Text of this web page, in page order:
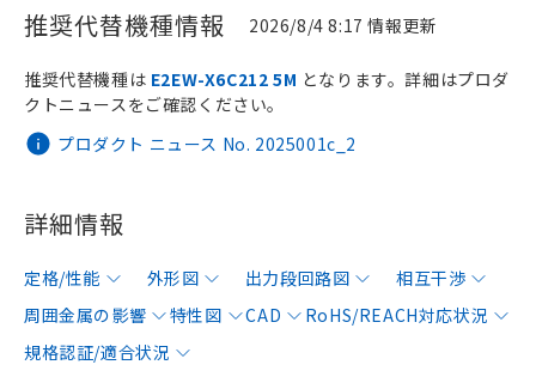
推奨代替機種情報 2026/8/4 8:17 情報更新
プロダクト ニュース No. 2025001c_2
推奨代替機種は E2EW-X6C212 5M となります。詳細はプロダ
クトニュースをご確認ください。
詳細情報
定格/性能 外形図 出力段回路図
相互干渉
周囲金属の影響
特性図 CAD
RoHS/REACH対応状況
規格認証/適合状況